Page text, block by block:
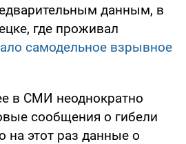
данным, в
где проживал
самодельное взрывное
в СМИ неоднократно
сообщения о гибели
этот раз данные о